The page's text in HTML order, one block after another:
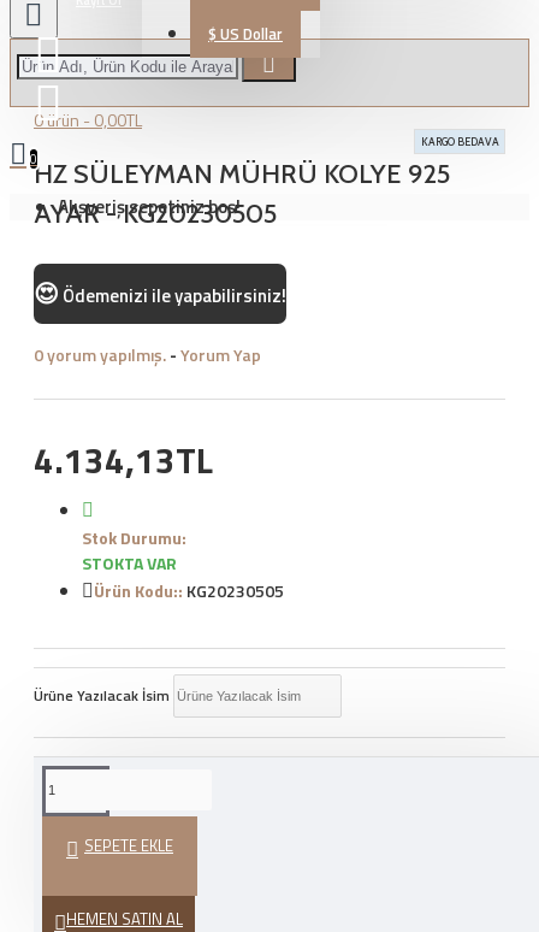
$ US Dollar
0 ürün - 0,00TL
0
Alışveriş sepetiniz boş!
KARGO BEDAVA
HZ SÜLEYMAN MÜHRÜ KOLYE 925
AYAR - KG20230505
😍 Ödemenizi ile yapabilirsiniz!
0 yorum yapılmış.-Yorum Yap
4.134,13TL
Stok Durumu:
STOKTA VAR
Ürün Kodu:: KG20230505
Ürüne Yazılacak İsim
SEPETE EKLE
HEMEN SATIN AL
VER
HEDIYE PAKETI